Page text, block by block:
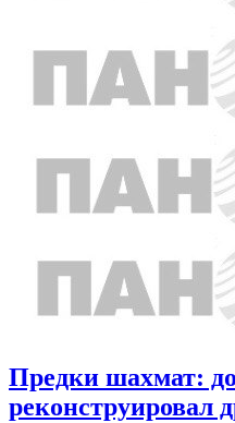
Предки шахмат:
реконструировал